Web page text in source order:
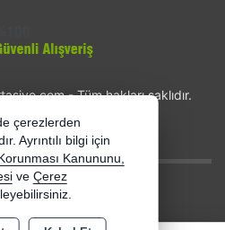
- Tüm hakları saklıdır.
SSL sertifikası ile
Ticaret ile hazırlanmıştır.
çerezlerden
Ayrıntılı bilgi için
Kanununu,
ve Çerez